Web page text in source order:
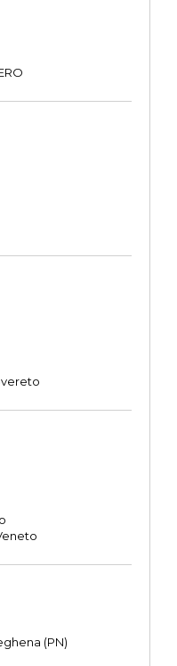
(PN)